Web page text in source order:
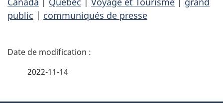
public | communiqués de presse
D
2022-11-14